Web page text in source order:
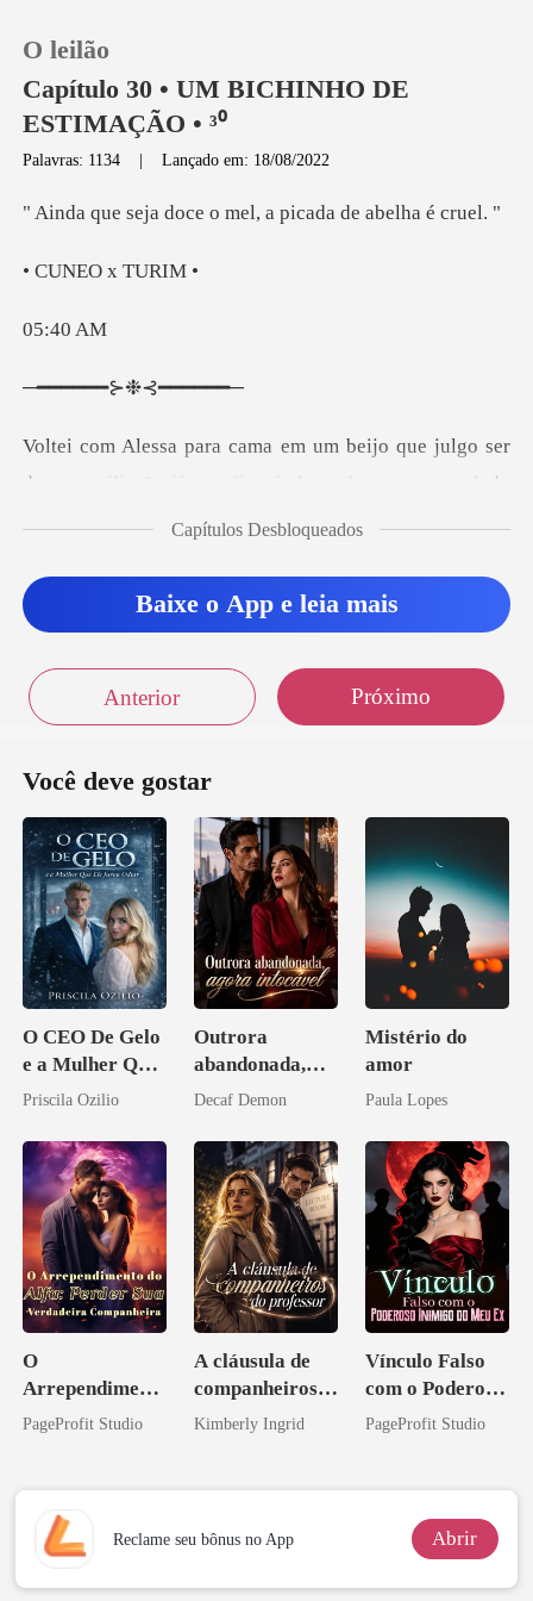
Sair
Baixar App
O leilão
Capítulo 30 • UM BICHINHO DE
ESTIMAÇÃO • ³⁰
Palavras: 1134 |Lançado em: 18/08/2022
ce o mel, a picada
EO x
:4
━━⊱❉⊰
uei chateado por ser rotulado
de falso, no entanto, ainda estou comigo mesmo por
Capítulos Desbloqueados
Baixe o App e leia mais
Anterior Próximo
Você deve gostar
O CEO De Gelo
e a Mulher Que
Ele Jurou Odiar
Priscila Ozilio
Outrora
abandonada,
agora intocável
Decaf Demon
Mistério do
amor
Paula Lopes
O
Arrependiment
o do Alfa:
Companheira
PageProfit Studio
A cláusula de
companheiros
do professor
Kimberly Ingrid
Vínculo Falso
com o Poderoso
Inimigo do Meu
PageProfit Studio
Reclame seu bônus no App Abrir